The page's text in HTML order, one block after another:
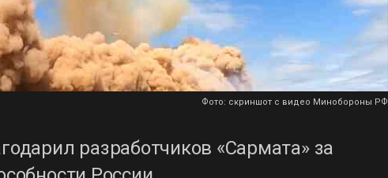
Фото: скриншот с видео Минобороны РФ
разработчиков «Сармата» за